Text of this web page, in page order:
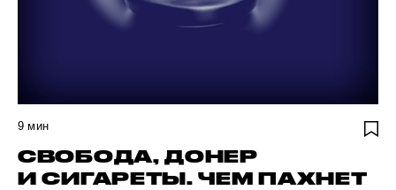
9 мин
СВОБОДА, ДОНЕР
И СИГАРЕТЫ. ЧЕМ ПАХНЕТ